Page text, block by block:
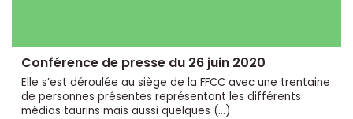
Conférence de presse du 26 juin 2020
Elle s’est déroulée au siège de la FFCC avec une trentaine
de personnes présentes représentant les différents
médias taurins mais aussi quelques (…)